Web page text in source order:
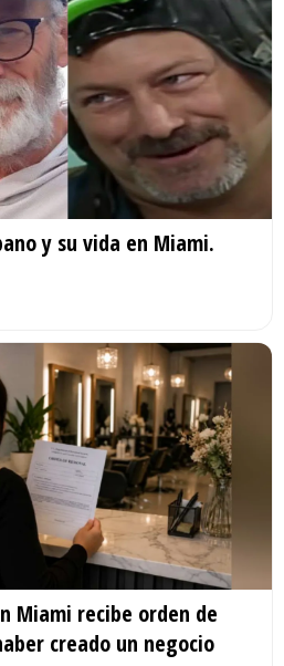
y su vida en Miami.
Miami recibe orden de
creado un negocio